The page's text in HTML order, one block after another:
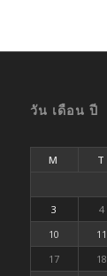
วัน เดือน ปี
M T
3
4
10
11
17
18